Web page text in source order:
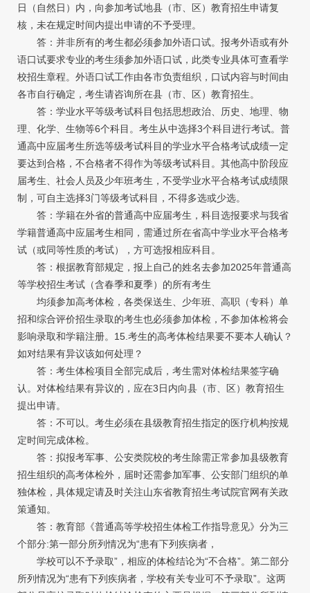
日（自然日）内，向参加考试地县（市、区）教育招生申请复
核，未在规定时间内提出申请的不予受理。
答：并非所有的考生都必须参加外语口试。报考外语或有外
语口试要求专业的考生须参加外语口试，此类专业具体可查看学
校招生章程。外语口试工作由各市负责组织，口试内容与时间由
各市自行确定，考生请咨询所在县（市、区）教育招生。
答：学业水平等级考试科目包括思想政治、历史、地理、物
理、化学、生物等6个科目。考生从中选择3个科目进行考试。普
通高中应届考生所选等级考试科目的学业水平合格考试成绩一定
要达到合格，不合格者不得作为等级考试科目。其他高中阶段应
届考生、社会人员及少年班考生，不受学业水平合格考试成绩限
制，可自主选择3门等级考试科目，不得多选或少选。
答：学籍在外省的普通高中应届考生，科目选报要求与我省
学籍普通高中应届考生相同，需通过所在省高中学业水平合格考
试（或同等性质的考试），方可选报相应科目。
答：根据教育部规定，报上自己的姓名去参加2025年普通高
等学校招生考试（含春季和夏季）的所有考生
均须参加高考体检，各类保送生、少年班、高职（专科）单
招和综合评价招生录取的考生也必须参加体检，不参加体检将会
影响录取和学籍注册。15.考生的高考体检结果要不要本人确认？
如对结果有异议该如何处理？
答：考生体检项目全部完成后，考生需对体检结果签字确
认。对体检结果有异议的，应在3日内向县（市、区）教育招生
提出申请。
答：不可以。考生必须在县级教育招生指定的医疗机构按规
定时间完成体检。
答：拟报考军事、公安类院校的考生除需正常参加县级教育
招生组织的高考体检外，届时还需参加军事、公安部门组织的单
独体检，具体规定请及时关注山东省教育招生考试院官网有关政
策通知。
答：教育部《普通高等学校招生体检工作指导意见》分为三
个部分:第一部分所列情况为“患有下列疾病者，
学校可以不予录取”，相应的体检结论为“不合格”。第二部分
所列情况为“患有下列疾病者，学校有关专业可不予录取”。这两